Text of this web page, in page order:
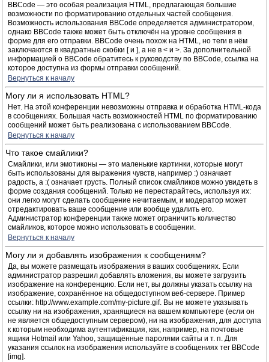
BBCode — это особая реализация HTML, предлагающая большие
возможности по форматированию отдельных частей сообщения.
Возможность использования BBCode определяется администратором,
однако BBCode также может быть отключён на уровне сообщения в
форме для его отправки. BBCode очень похож на HTML, но теги в нём
заключаются в квадратные скобки [ и ], а не в < и >. За дополнительной
информацией о BBCode обратитесь к руководству по BBCode, ссылка на
которое доступна из формы отправки сообщений.
Вернуться к началу
Могу ли я использовать HTML?
Нет. На этой конференции невозможны отправка и обработка HTML-кода
в сообщениях. Большая часть возможностей HTML по форматированию
сообщений может быть реализована с использованием BBCode.
Вернуться к началу
Что такое смайлики?
Смайлики, или эмотиконы — это маленькие картинки, которые могут
быть использованы для выражения чувств, например :) означает
радость, а :( означает грусть. Полный список смайликов можно увидеть в
форме создания сообщений. Только не перестарайтесь, используя их:
они легко могут сделать сообщение нечитаемым, и модератор может
отредактировать ваше сообщение или вообще удалить его.
Администратор конференции также может ограничить количество
смайликов, которое можно использовать в сообщении.
Вернуться к началу
Могу ли я добавлять изображения к сообщениям?
Да, вы можете размещать изображения в ваших сообщениях. Если
администратор разрешил добавлять вложения, вы можете загрузить
изображение на конференцию. Если нет, вы должны указать ссылку на
изображение, сохранённое на общедоступном веб-сервере. Пример
ссылки: http://www.example.com/my-picture.gif. Вы не можете указывать
ссылку ни на изображения, хранящиеся на вашем компьютере (если он
не является общедоступным сервером), ни на изображения, для доступа
к которым необходима аутентификация, как, например, на почтовые
ящики Hotmail или Yahoo, защищённые паролями сайты и т. п. Для
указания ссылок на изображения используйте в сообщениях тег BBCode
[img].